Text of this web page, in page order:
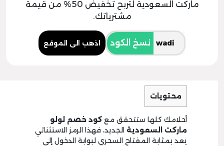
ماركت السعودية لتربح تخفيض 50% من قيمة
مشترياتك.
نسخ الكود اذهب الى الموقع
محتويات
أحلامك كلها ستتحقق مع كود خصم لولو
ماركت السعودية الجديد، فهذا الرمز الاستثنائي
يعد بمثابة المفتاح السحري لبوابة الدخول إلى